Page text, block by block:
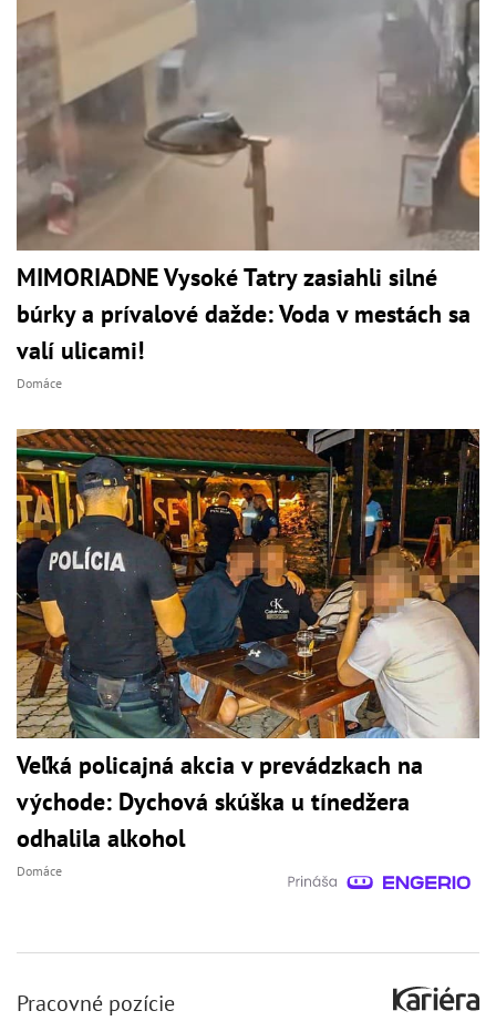
MIMORIADNE Vysoké Tatry zasiahli silné
búrky a prívalové dažde: Voda v mestách sa
valí ulicami!
Domáce
Veľká policajná akcia v prevádzkach na
východe: Dychová skúška u tínedžera
odhalila alkohol
Domáce
Pracovné pozície